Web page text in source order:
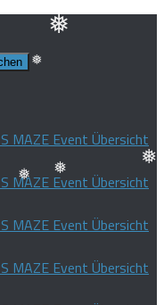
❅
❅
❅
MAZE Event Übersicht
MAZE Event Übersicht
MAZE Event Übersicht
MAZE Event Übersicht